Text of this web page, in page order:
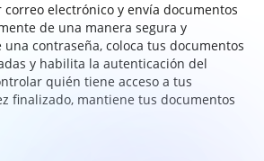
correo electrónico y envía documentos
de una manera segura y
una contraseña, coloca tus documentos
y habilita la autenticación del
quién tiene acceso a tus
finalizado, mantiene tus documentos